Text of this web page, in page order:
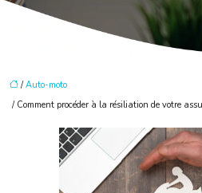
/Auto-moto
/ Comment procéder à la résiliation de votre